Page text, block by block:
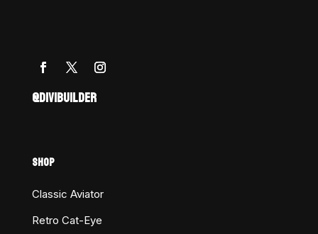
@DIVIBUILDER
SHOP
Classic Aviator
Retro Cat-Eye